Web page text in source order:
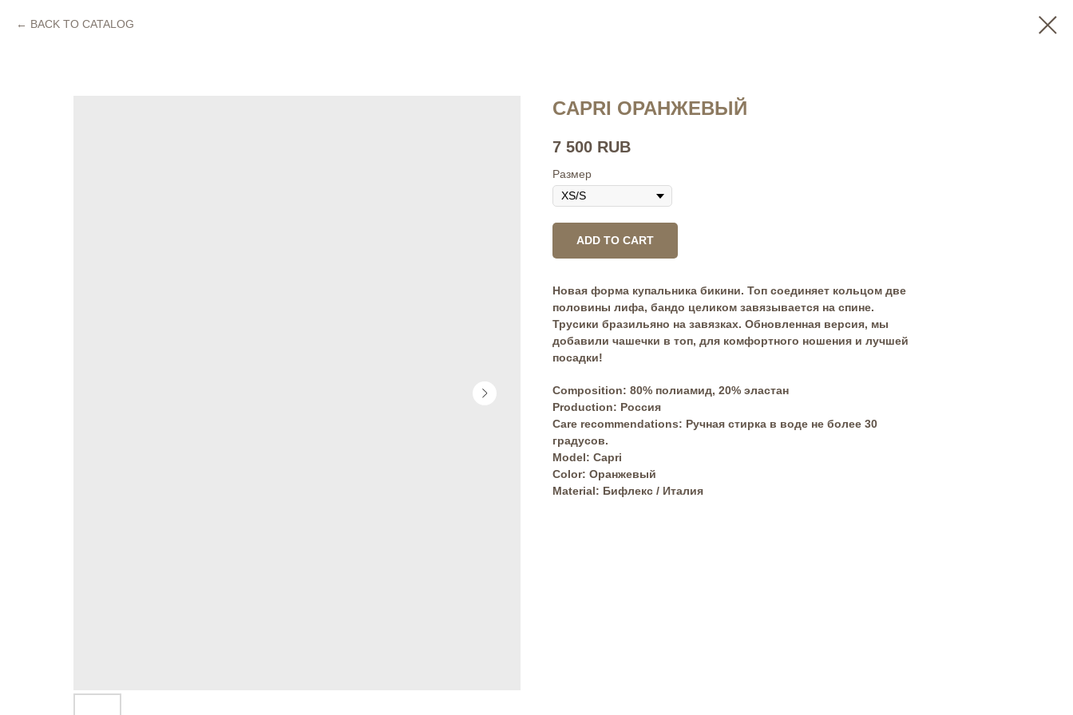
BACK TO CATALOG
CAPRI ОРАНЖЕВЫЙ
7 500 RUB
Размер
ADD TO CART
Новая форма купальника бикини. Топ соединяет кольцом две
половины лифа, бандо целиком завязывается на спине.
Трусики бразильяно на завязках. Обновленная версия, мы
добавили чашечки в топ, для комфортного ношения и лучшей
посадки!
Composition: 80% полиамид, 20% эластан
Production: Россия
Care recommendations: Ручная стирка в воде не более 30
градусов.
Model: Capri
Сolor: Оранжевый
Material: Бифлекс / Италия